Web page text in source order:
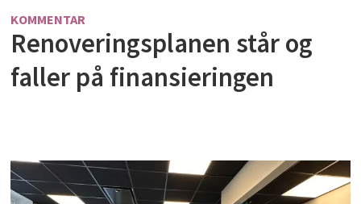
KOMMENTAR
Renoveringsplanen står og
faller på finansieringen